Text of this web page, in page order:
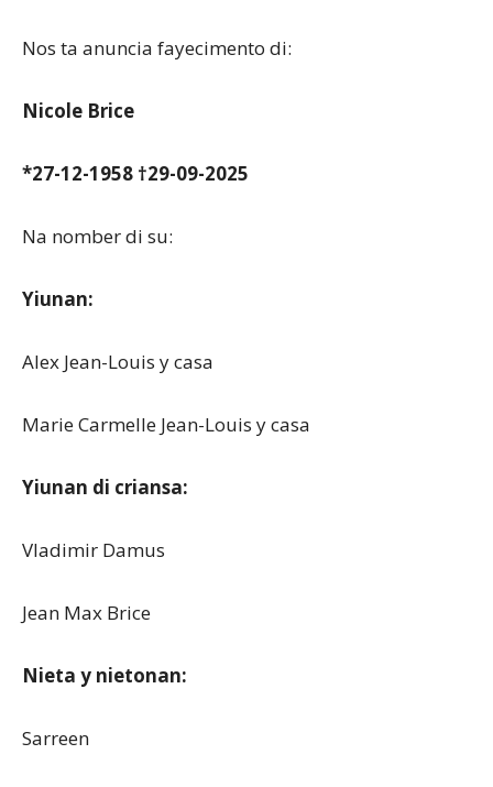
Nos ta anuncia fayecimento di:
Nicole Brice
*27-12-1958 †29-09-2025
Na nomber di su:
Yiunan:
Alex Jean-Louis y casa
Marie Carmelle Jean-Louis y casa
Yiunan di criansa:
Vladimir Damus
Jean Max Brice
Nieta y nietonan:
Sarreen